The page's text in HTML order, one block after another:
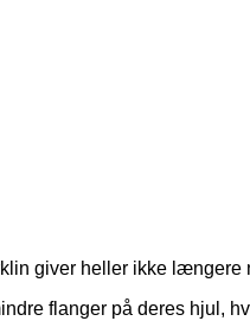
giver heller ikke
flanger på deres hjul,